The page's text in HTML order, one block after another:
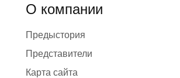
О компании
Предыстория
Представители
Карта сайта